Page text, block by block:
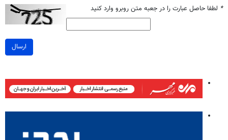
* لطفا حاصل عبارت را در جعبه متن روبرو وارد کنید
ارسال